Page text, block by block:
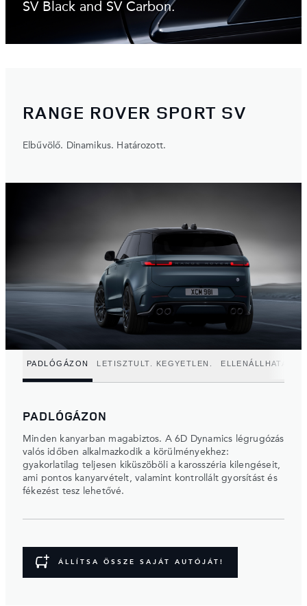
SV Black and SV Carbon.
RANGE ROVER SPORT SV
Elbűvölő. Dinamikus. Határozott.
PADLÓGÁZON LETISZTULT. KEGYETLEN.
PADLÓGÁZON
Minden kanyarban magabiztos. A 6D Dynamics légrugózás
valós időben alkalmazkodik a körülményekhez:
gyakorlatilag teljesen kiküszöböli a karosszéria kilengéseit,
ami pontos kanyarvételt, valamint kontrollált gyorsítást és
fékezést tesz lehetővé.
ÁLLÍTSA ÖSSZE SAJÁT AUTÓJÁT!